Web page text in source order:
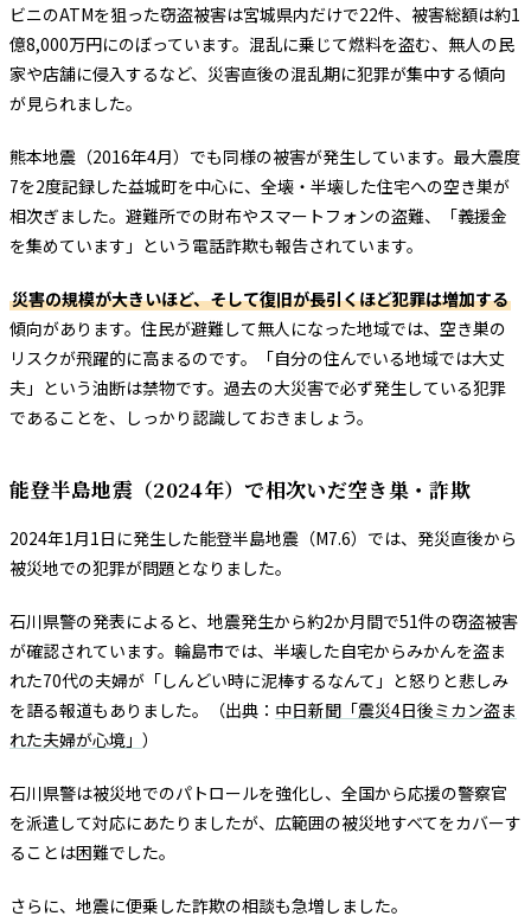
ビニのATMを狙った窃盗被害は宮城県内だけで22件、被害総額は約1
億8,000万円にのぼっています。混乱に乗じて燃料を盗む、無人の民
家や店舗に侵入するなど、災害直後の混乱期に犯罪が集中する傾向
が見られました。
熊本地震（2016年4月）でも同様の被害が発生しています。最大震度
7を2度記録した益城町を中心に、全壊・半壊した住宅への空き巣が
相次ぎました。避難所での財布やスマートフォンの盗難、「義援金
を集めています」という電話詐欺も報告されています。
災害の規模が大きいほど、そして復旧が長引くほど犯罪は増加する
傾向があります。住民が避難して無人になった地域では、空き巣の
リスクが飛躍的に高まるのです。「自分の住んでいる地域では大丈
夫」という油断は禁物です。過去の大災害で必ず発生している犯罪
であることを、しっかり認識しておきましょう。
能登半島地震（2024年）で相次いだ空き巣・詐欺
2024年1月1日に発生した能登半島地震（M7.6）では、発災直後から
被災地での犯罪が問題となりました。
石川県警の発表によると、地震発生から約2か月間で51件の窃盗被害
が確認されています。輪島市では、半壊した自宅からみかんを盗ま
れた70代の夫婦が「しんどい時に泥棒するなんて」と怒りと悲しみ
を語る報道もありました。（出典： 中日新聞「震災4日後ミカン盗ま
れた夫婦が心境」 ）
石川県警は被災地でのパトロールを強化し、全国から応援の警察官
を派遣して対応にあたりましたが、広範囲の被災地すべてをカバーす
ることは困難でした。
さらに、地震に便乗した詐欺の相談も急増しました。